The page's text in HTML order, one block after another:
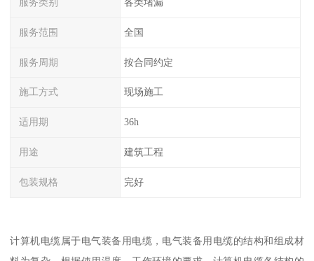
服务范围 全国
服务周期 按合同约定
施工方式 现场施工
适用期 36h
用途 建筑工程
包装规格 完好
计算机电缆属于电气装备用电缆，电气装备用电缆的结构和组成材